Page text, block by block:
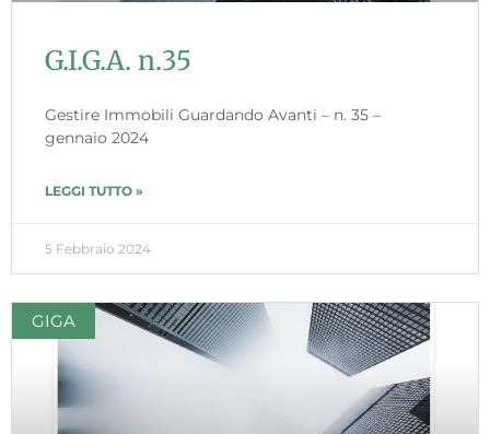
G.I.G.A. n.35
Gestire Immobili Guardando Avanti – n. 35 –
gennaio 2024
LEGGI TUTTO »
5 Febbraio 2024
GIGA